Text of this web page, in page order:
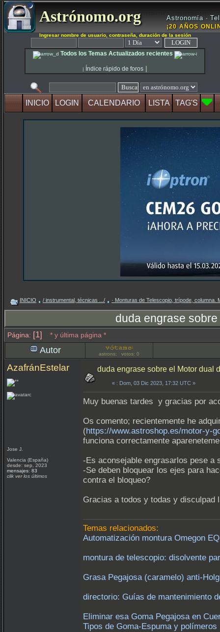
Astrónomo.org Astronomía ·
¡20 AÑOS
Ingresar nombre de usuario, contraseña, duración de la sesión
Todos los Temas Actualizados recientes
| Índice rápido de foros |
INICIO LOGIN CALENDARIO LISTA TAG'S
INICIO / instrumental, técnicas .../ · Monturas de Telescopio, trípode,
duda engrase
Página: [1] * y última página *
Autor astrons: votos: 0
AzafránEstelar
Jose J.
Valencia (España)
desde: sep, 2023
mensajes: 83
clik ver los últimos
duda engrase sobre el Motor dual
« : Dom, 03 Dic 2023, 17:32 UTC »
Muy buenas tardes y gracias por
Os comento; recientemente he
(https://www.astroshop.es/motor-y-
funciona correctamente
-Es aconsejable engrasarlos pese a
-Se deben bloquear los ejes para
contra el bloqueo?
Gracias a todos y todas y
Temas relacionados:
Automatización montura Omegon
montura de telescopio: disolvente
Grasa Pegajosa (caramelo) anti-
directorio: Guías de mantenimiento
Eliminar esa Goma Pegajosa en
Tipos de Goma-Espuma y